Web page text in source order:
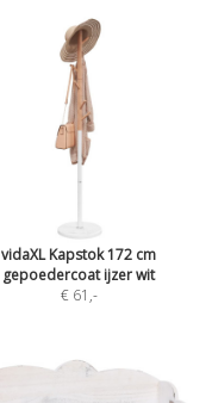
vidaXL Kapstok 172 cm
gepoedercoat ijzer wit
€ 61 ,-